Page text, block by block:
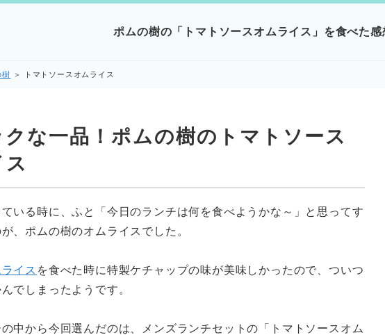
ポムの樹の「トマトソースオムライス」を食べた感
樹 ＞ トマトソースオムライス
な一品！ポムの樹のトマトソース
いる時に、ふと「今日のランチは何を食べようかな～」と思ってす
、ポムの樹のオムライスでした。
イス を食べた時に特製ケチャップの味が美味しかったので、ついつ
でしまったようです。
中から今回選んだのは、メンズランチセットの「トマトソースオム